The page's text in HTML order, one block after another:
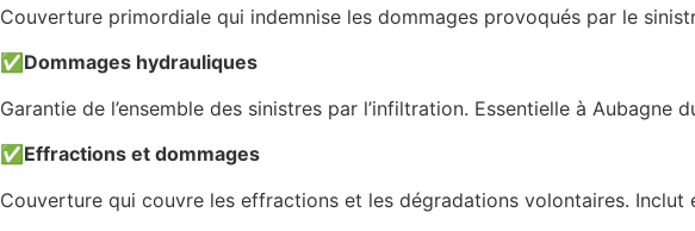
Couverture primordiale qui indemnise les dommages provoqués par le
✅ Dommages hydrauliques
Garantie de l’ensemble des sinistres par l’infiltration. Essentielle à Aubagne
✅ Effractions et dommages
Couverture qui couvre les effractions et les dégradations volontaires. Inclut